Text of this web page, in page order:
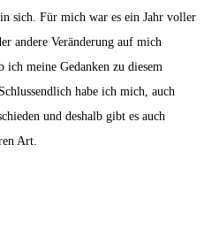
sich. Für mich war es ein Jahr voller
andere Veränderung auf mich
ich meine Gedanken zu diesem
habe ich mich, auch
und deshalb gibt es auch
Art.